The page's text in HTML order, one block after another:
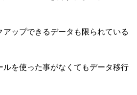
ップできるデータも限られている
ルを使った事がなくてもデータ移行